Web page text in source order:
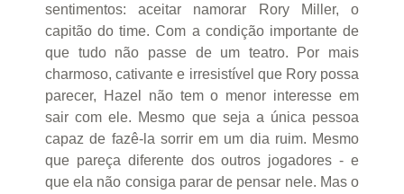
sentimentos: aceitar namorar Rory Miller, o
capitão do time. Com a condição importante de
que tudo não passe de um teatro. Por mais
charmoso, cativante e irresistível que Rory possa
parecer, Hazel não tem o menor interesse em
sair com ele. Mesmo que seja a única pessoa
capaz de fazê-la sorrir em um dia ruim. Mesmo
que pareça diferente dos outros jogadores - e
que ela não consiga parar de pensar nele. Mas o